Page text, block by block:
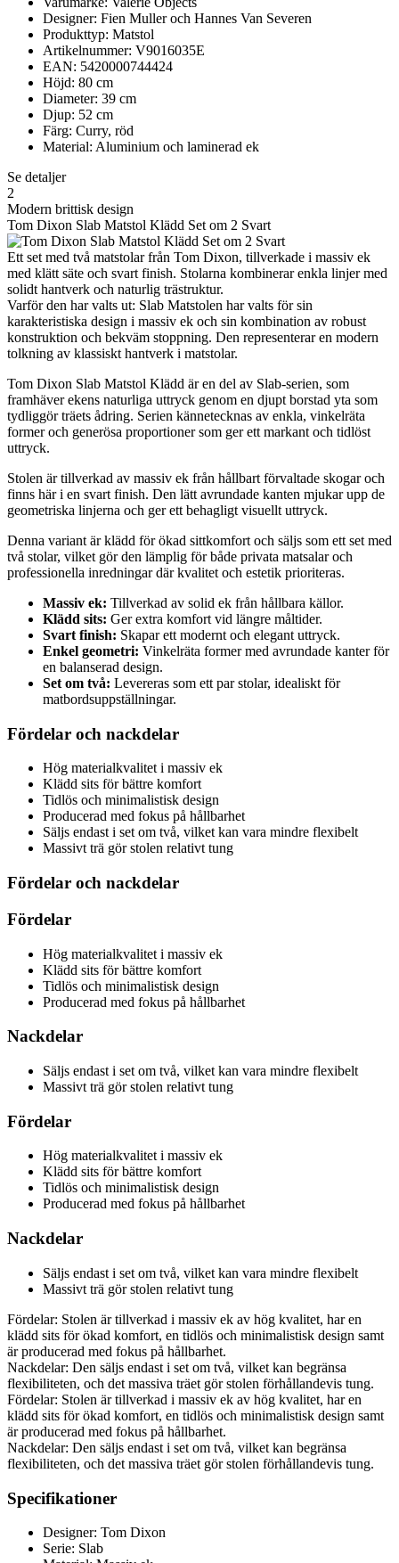
Designer: Fien Muller och Hannes Van Severen
Produkttyp: Matstol
Artikelnummer: V9016035E
EAN: 5420000744424
Höjd: 80 cm
Diameter: 39 cm
Djup: 52 cm
Färg: Curry, röd
Material: Aluminium och laminerad ek
Se detaljer
2
Modern brittisk design
Tom Dixon Slab Matstol Klädd Set om 2 Svart
Ett set med två matstolar från Tom Dixon, tillverkade i massiv ek
med klätt säte och svart finish. Stolarna kombinerar enkla linjer med
solidt hantverk och naturlig trästruktur.
Varför den har valts ut: Slab Matstolen har valts för sin
karakteristiska design i massiv ek och sin kombination av robust
konstruktion och bekväm stoppning. Den representerar en modern
tolkning av klassiskt hantverk i matstolar.
Tom Dixon Slab Matstol Klädd är en del av Slab-serien, som
framhäver ekens naturliga uttryck genom en djupt borstad yta som
tydliggör träets ådring. Serien kännetecknas av enkla, vinkelräta
former och generösa proportioner som ger ett markant och tidlöst
uttryck.
Stolen är tillverkad av massiv ek från hållbart förvaltade skogar och
finns här i en svart finish. Den lätt avrundade kanten mjukar upp de
geometriska linjerna och ger ett behagligt visuellt uttryck.
Denna variant är klädd för ökad sittkomfort och säljs som ett set med
två stolar, vilket gör den lämplig för både privata matsalar och
professionella inredningar där kvalitet och estetik prioriteras.
Massiv ek: Tillverkad av solid ek från hållbara källor.
Klädd sits: Ger extra komfort vid längre måltider.
Svart finish: Skapar ett modernt och elegant uttryck.
Enkel geometri: Vinkelräta former med avrundade kanter för
en balanserad design.
Set om två: Levereras som ett par stolar, idealiskt för
matbordsuppställningar.
Fördelar och nackdelar
Hög materialkvalitet i massiv ek
Klädd sits för bättre komfort
Tidlös och minimalistisk design
Producerad med fokus på hållbarhet
Säljs endast i set om två, vilket kan vara mindre flexibelt
Massivt trä gör stolen relativt tung
Fördelar och nackdelar
Fördelar
Hög materialkvalitet i massiv ek
Klädd sits för bättre komfort
Tidlös och minimalistisk design
Producerad med fokus på hållbarhet
Nackdelar
Säljs endast i set om två, vilket kan vara mindre flexibelt
Massivt trä gör stolen relativt tung
Fördelar
Hög materialkvalitet i massiv ek
Klädd sits för bättre komfort
Tidlös och minimalistisk design
Producerad med fokus på hållbarhet
Nackdelar
Säljs endast i set om två, vilket kan vara mindre flexibelt
Massivt trä gör stolen relativt tung
Fördelar: Stolen är tillverkad i massiv ek av hög kvalitet, har en
klädd sits för ökad komfort, en tidlös och minimalistisk design samt
är producerad med fokus på hållbarhet.
Nackdelar: Den säljs endast i set om två, vilket kan begränsa
flexibiliteten, och det massiva träet gör stolen förhållandevis tung.
Fördelar: Stolen är tillverkad i massiv ek av hög kvalitet, har en
klädd sits för ökad komfort, en tidlös och minimalistisk design samt
är producerad med fokus på hållbarhet.
Nackdelar: Den säljs endast i set om två, vilket kan begränsa
flexibiliteten, och det massiva träet gör stolen förhållandevis tung.
Specifikationer
Designer: Tom Dixon
Serie: Slab